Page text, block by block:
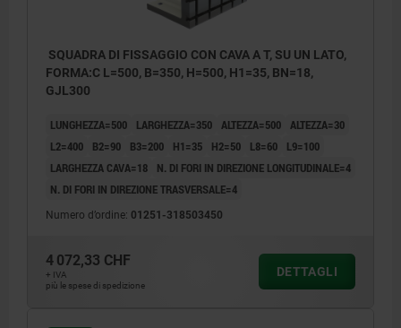
SQUADRA DI FISSAGGIO CON CAVA A T, SU UN LATO,
FORMA:C L=500, B=350, H=500, H1=35, BN=18,
GJL300
LUNGHEZZA=500 LARGHEZZA=350 ALTEZZA=500 ALTEZZA=30
L2=400
B2=90 B3=200 H1=35 H2=50 L8=60
L9=100
LARGHEZZA CAVA=18
N. DI FORI IN DIREZIONE LONGITUDINALE=4
N. DI FORI IN DIREZIONE TRASVERSALE=4
Numero d’ordine: 01251-318503450
4 072,33 CHF
+ IVA
più le spese di spedizione
DETTAGLI